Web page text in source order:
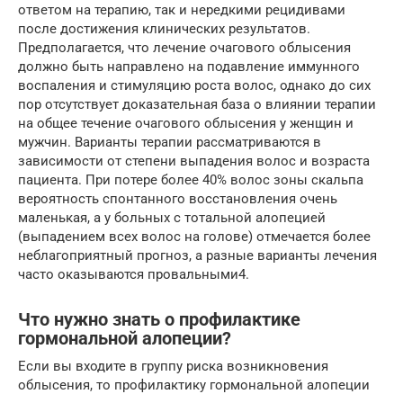
ответом на терапию, так и нередкими рецидивами
после достижения клинических результатов.
Предполагается, что лечение очагового облысения
должно быть направлено на подавление иммунного
воспаления и стимуляцию роста волос, однако до сих
пор отсутствует доказательная база о влиянии терапии
на общее течение очагового облысения у женщин и
мужчин. Варианты терапии рассматриваются в
зависимости от степени выпадения волос и возраста
пациента. При потере более 40% волос зоны скальпа
вероятность спонтанного восстановления очень
маленькая, а у больных с тотальной алопецией
(выпадением всех волос на голове) отмечается более
неблагоприятный прогноз, а разные варианты лечения
часто оказываются провальными4.
Что нужно знать о профилактике
гормональной алопеции?
Если вы входите в группу риска возникновения
облысения, то профилактику гормональной алопеции